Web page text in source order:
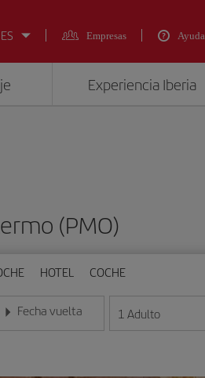
Empresas Ayuda
Experiencia Iberia
(PMO)
HOTEL COCHE
formato día/mes/año
Fecha vuelta
Introduce la fecha en formato día/mes/año
1 Adulto